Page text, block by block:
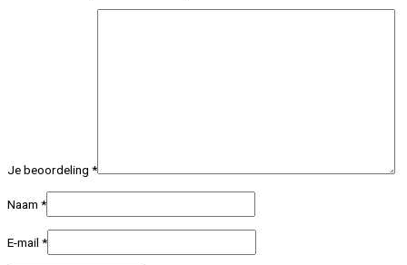
Je beoordeling *
Naam *
E-mail *